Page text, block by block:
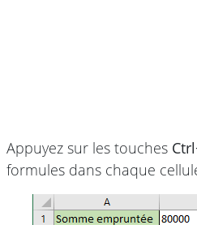
Appuyez sur les touches
formules dans chaque